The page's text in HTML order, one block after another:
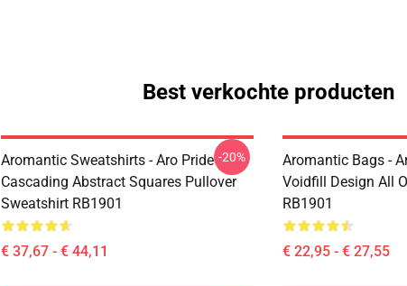
Best verkochte producten
Aromantic Sweatshirts - Aro Pride
Cascading Abstract Squares Pullover
Sweatshirt RB1901
€ 37,67 - € 44,11
-20%
Aromantic Bags -
Voidfill Design All
RB1901
€ 22,95 - € 27,55